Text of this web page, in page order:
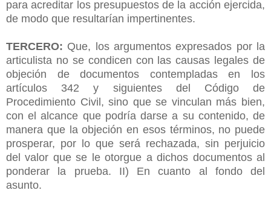
para acreditar los presupuestos de la acción ejercida,
de modo que resultarían impertinentes.
TERCERO: Que, los argumentos expresados por la
articulista no se condicen con las causas legales de
objeción de documentos contempladas en los
artículos 342 y siguientes del Código de
Procedimiento Civil, sino que se vinculan más bien,
con el alcance que podría darse a su contenido, de
manera que la objeción en esos términos, no puede
prosperar, por lo que será rechazada, sin perjuicio
del valor que se le otorgue a dichos documentos al
ponderar la prueba. II) En cuanto al fondo del
asunto.